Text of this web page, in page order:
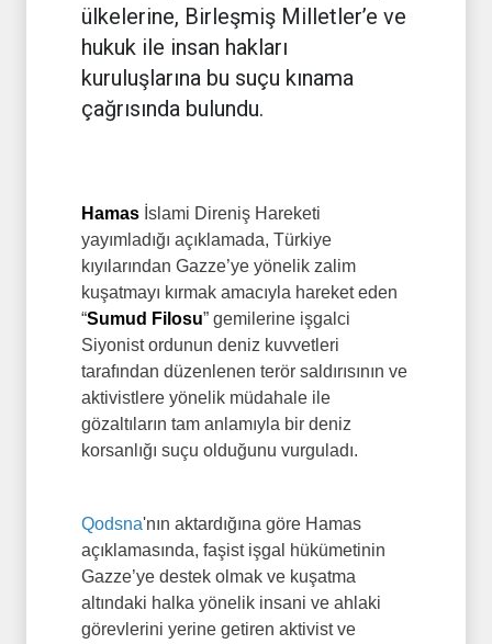
ülkelerine, Birleşmiş Milletler’e ve
hukuk ile insan hakları
kuruluşlarına bu suçu kınama
çağrısında bulundu.
Hamas İslami Direniş Hareketi
yayımladığı açıklamada, Türkiye
kıyılarından Gazze’ye yönelik zalim
kuşatmayı kırmak amacıyla hareket eden
“Sumud Filosu” gemilerine işgalci
Siyonist ordunun deniz kuvvetleri
tarafından düzenlenen terör saldırısının ve
aktivistlere yönelik müdahale ile
gözaltıların tam anlamıyla bir deniz
korsanlığı suçu olduğunu vurguladı.
Qodsna'nın aktardığına göre Hamas
açıklamasında, faşist işgal hükümetinin
Gazze’ye destek olmak ve kuşatma
altındaki halka yönelik insani ve ahlaki
görevlerini yerine getiren aktivist ve